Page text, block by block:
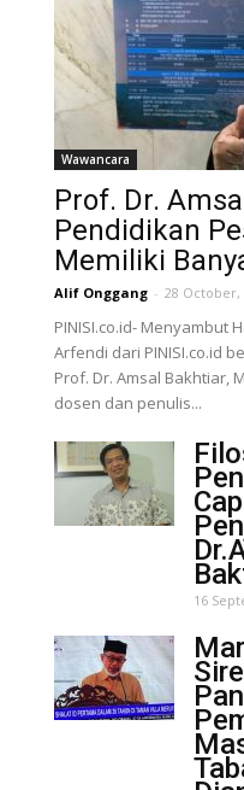
Wawancara
Prof. Dr.
Pendidikan
Memiliki
Alif Onggang - 28 October,
PINISI.co.id- Menyambut
Arfendi dari PINISI.co.id
Prof. Dr. Amsal Bakhtiar,
dosen dan penulis...
16